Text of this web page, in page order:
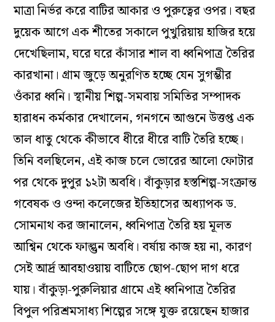
মাত্রা নির্ভর করে বাটির আকার ও পুরুত্বের ওপর। বছর
দুয়েক আগে এক শীতের সকালে পুখুরিয়ায় হাজির হয়ে
দেখেছিলাম, ঘরে ঘরে কাঁসার শাল বা ধ্বনিপাত্র তৈরির
কারখানা। গ্রাম জুড়ে অনুরণিত হচ্ছে যেন সুগম্ভীর
ওঁকার ধ্বনি। স্থানীয় শিল্প-সমবায় সমিতির সম্পাদক
হারাধন কর্মকার দেখালেন, গনগনে আগুনে উত্তপ্ত এক
তাল ধাতু থেকে কীভাবে ধীরে ধীরে বাটি তৈরি হচ্ছে।
তিনি বলছিলেন, এই কাজ চলে ভোরের আলো ফোটার
পর থেকে দুপুর ১২টা অবধি। বাঁকুড়ার হস্তশিল্প-সংক্রান্ত
গবেষক ও ওন্দা কলেজের ইতিহাসের অধ্যাপক ড.
সোমনাথ কর জানালেন, ধ্বনিপাত্র তৈরি হয় মূলত
আশ্বিন থেকে ফাল্গুন অবধি। বর্ষায় কাজ হয় না, কারণ
সেই আর্দ্র আবহাওয়ায় বাটিতে ছোপ-ছোপ দাগ ধরে
যায়। বাঁকুড়া-পুরুলিয়ার গ্রামে এই ধ্বনিপাত্র তৈরির
বিপুল পরিশ্রমসাধ্য শিল্পের সঙ্গে যুক্ত রয়েছেন হাজার